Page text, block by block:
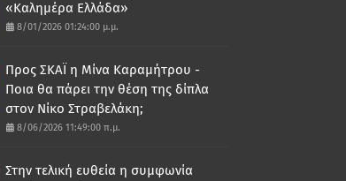
«Καλημέρα Ελλάδα»
8/01/2026 01:24:00 μ.μ.
Προς ΣΚΑΪ η Μίνα Καραμήτρου -
Ποια θα πάρει την θέση της δίπλα
στον Νίκο Στραβελάκη;
8/06/2026 11:49:00 π.μ.
Στην τελική ευθεία η συμφωνία